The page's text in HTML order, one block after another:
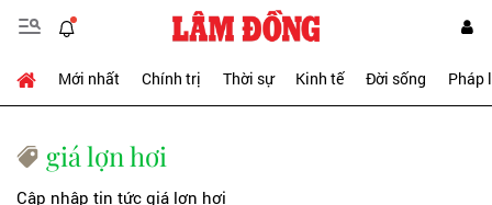
Mới nhất Chính trị Thời sự Kinh tế Đời sống Pháp
giá lợn hơi
Cập nhập tin tức giá lợn hơi